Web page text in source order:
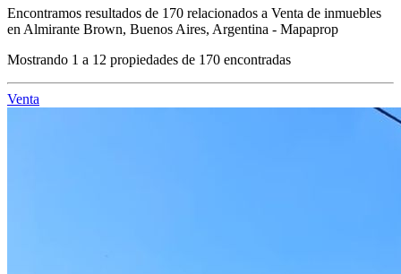
Encontramos resultados de 170 relacionados a Venta de inmuebles
en Almirante Brown, Buenos Aires, Argentina - Mapaprop
Mostrando 1 a 12 propiedades de 170 encontradas
Venta